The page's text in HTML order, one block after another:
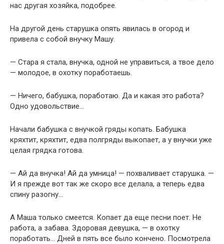
нас другая хозяйка, подобрее.
На другой день старушка опять явилась в огород и
привела с собой внучку Машу.
— Стара я стала, внучка, одной не управиться, а твое дело
— молодое, в охотку поработаешь.
— Ничего, бабушка, поработаю. Да и какая это работа?
Одно удовольствие…
Начали бабушка с внучкой гряды копать. Бабушка
кряхтит, кряхтит, едва полгряды выкопает, а у внучки уже
целая грядка готова.
— Ай да внучка! Ай да умница! — похваливает старушка. —
И я прежде вот так же скоро все делала, а теперь едва
спину разогну…
А Маша только смеется. Копает да еще песни поет. Не
работа, а забава. Здоровая девушка, — в охотку
поработать… Дней в пять все было кончено. Посмотрела